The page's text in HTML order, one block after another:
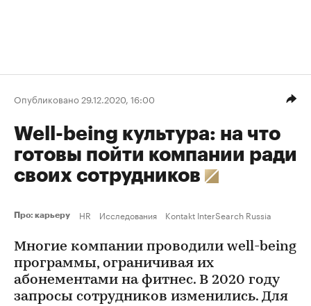
Опубликовано 29.12.2020, 16:00
Well-being культура: на что
готовы пойти компании ради
своих сотрудников
Про: карьеру HR Исследования Kontakt InterSearch Russia
Многие компании проводили well-being
программы, ограничивая их
абонементами на фитнес. В 2020 году
запросы сотрудников изменились. Для